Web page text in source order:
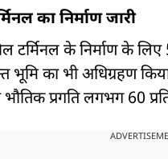
का निर्माण जारी
टर्मिनल के निर्माण के
का भी अधिग्रहण किया
भौतिक प्रगति लगभग 60